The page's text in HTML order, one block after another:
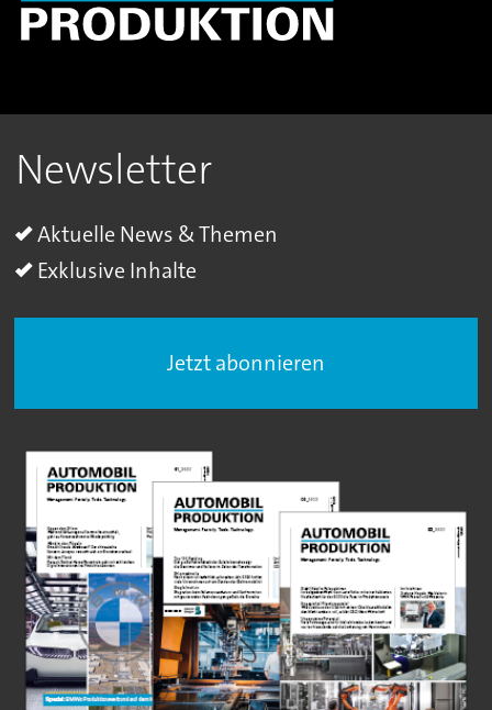
Newsletter
Aktuelle News & Themen
Exklusive Inhalte
Jetzt abonnieren